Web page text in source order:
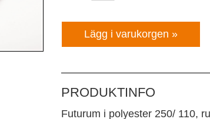
PRODUKTINFO
Futurum i polyester 250/ 110,